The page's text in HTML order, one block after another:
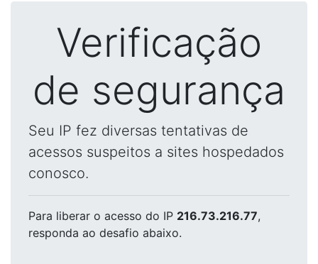
Verificação
de segurança
Seu IP fez diversas tentativas de
acessos suspeitos a sites hospedados
conosco.
Para liberar o acesso do IP 216.73.216.77,
responda ao desafio abaixo.